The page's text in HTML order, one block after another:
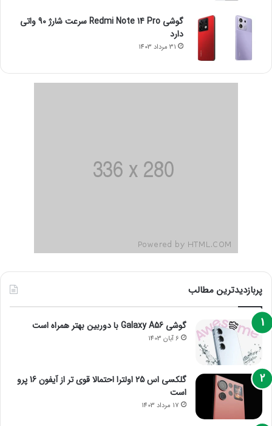
گوشی Redmi Note 14 Pro سرعت شارژ 90 واتی
دارد
31 مرداد 1403
پربازدیدترین مطالب
گوشی Galaxy A56 با دوربین بهتر همراه است
6 آبان 1403
گلکسی اس 25 اولترا احتمالا قوی تر از آیفون 16 پرو
است
17 مرداد 1403